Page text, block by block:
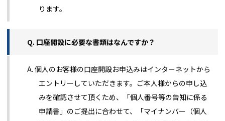
ります。
Q. 口座開設に必要な書類はなんですか？
A. 個人のお客様の口座開設お申込みはインターネットから
エントリーしていただきます。ご本人様からの申し込
みを確認させて頂くため、「個人番号等の告知に係る
申請書」のご提出に合わせて、「マイナンバー（個人